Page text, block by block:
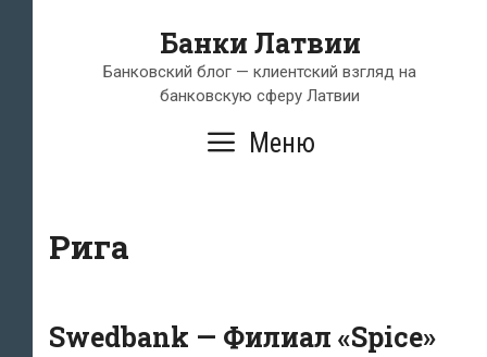
содержимому
Банки Латвии
Банковский блог — клиентский взгляд на
банковскую сферу Латвии
Меню
Рига
Swedbank — Филиал «Spice»